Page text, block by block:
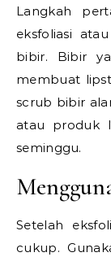
Langkah
eksfoliasi
bibir. Bibir
membuat
scrub bibir
atau produk
seminggu.
Setelah
cukup.